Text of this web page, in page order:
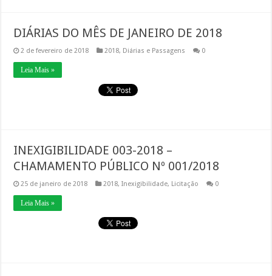
DIÁRIAS DO MÊS DE JANEIRO DE 2018
2 de fevereiro de 2018 2018, Diárias e Passagens 0
Leia Mais »
INEXIGIBILIDADE 003-2018 –
CHAMAMENTO PÚBLICO Nº 001/2018
25 de janeiro de 2018 2018,Inexigibilidade, Licitação 0
Leia Mais »